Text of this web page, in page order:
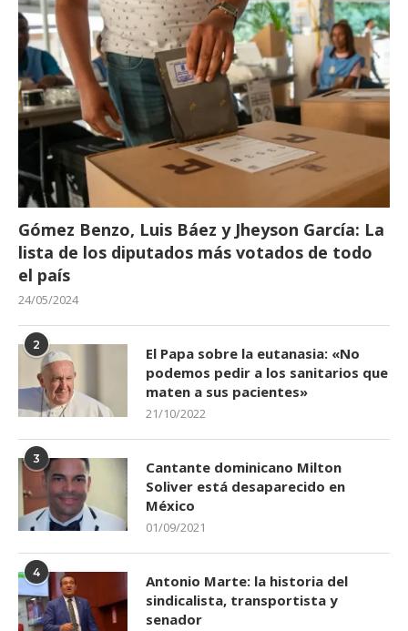
Gómez Benzo, Luis Báez y Jheyson García: La
lista de los diputados más votados de todo
el país
24/05/2024
2
El Papa sobre la eutanasia: «No
podemos pedir a los sanitarios que
maten a sus pacientes»
21/10/2022
3
Cantante dominicano Milton
Soliver está desaparecido en
México
01/09/2021
4
Antonio Marte: la historia del
sindicalista, transportista y
senador